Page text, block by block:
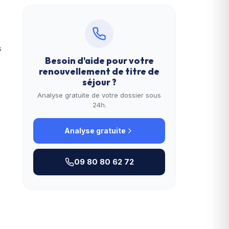
Besoin d'aide pour votre
renouvellement de titre de
séjour?
Analyse gratuite de votre dossier sous
24h.
Analyse gratuite
09 80 80 62 72